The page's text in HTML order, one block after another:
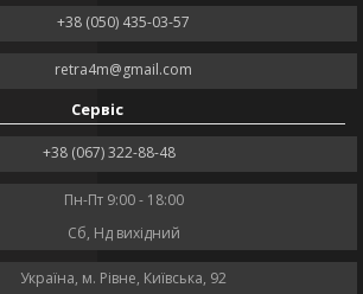
+38 (050) 435-03-57
retra4m@gmail.com
Сервіс
+38 (067) 322-88-48
Пн-Пт 9:00 - 18:00
Сб, Нд вихідний
Україна, м. Рівне, Київська, 92